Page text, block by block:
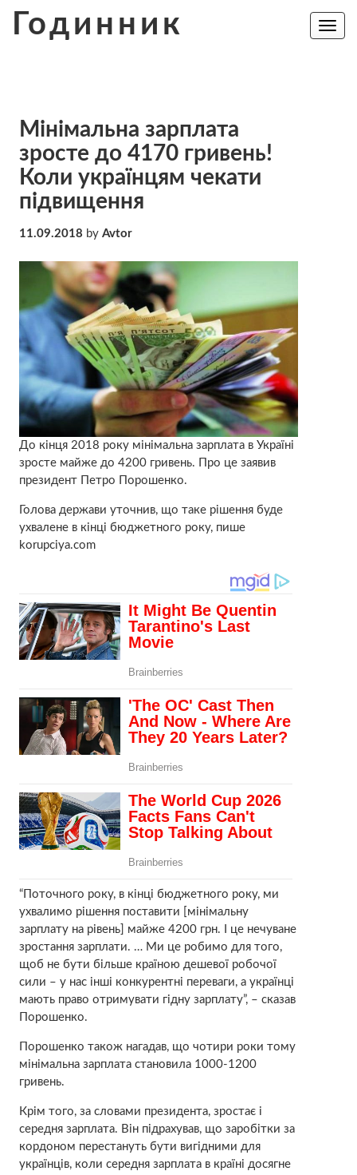
Годинник
Toggle
Мінімальна зарплата
зросте до 4170 гривень!
Коли українцям чекати
підвищення
11.09.2018 by Avtor
До кінця 2018 року мінімальна зарплата в Україні
зросте майже до 4200 гривень. Про це заявив
президент Петро Порошенко.
Голова держави уточнив, що таке рішення буде
ухвалене в кінці бюджетного року, пише
korupciya.com
“Поточного року, в кінці бюджетного року, ми
ухвалимо рішення поставити [мінімальну
зарплату на рівень] майже 4200 грн. І це нечуване
зростання зарплати. … Ми це робимо для того,
щоб не бути більше країною дешевої робочої
сили – у нас інші конкурентні переваги, а українці
мають право отримувати гідну зарплату”, – сказав
Порошенко.
Порошенко також нагадав, що чотири роки тому
мінімальна зарплата становила 1000-1200
гривень.
Крім того, за словами президента, зростає і
середня зарплата. Він підрахував, що заробітки за
кордоном перестануть бути вигідними для
українців, коли середня зарплата в країні досягне